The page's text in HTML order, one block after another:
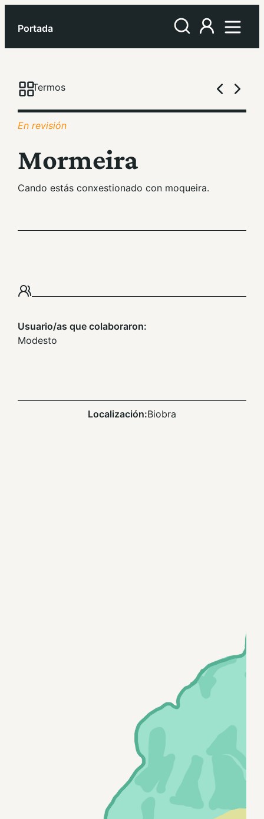
Portada
Termos
En revisión
Mormeira
Cando estás conxestionado con moqueira.
Usuario/as que colaboraron:
Modesto
Localización:Biobra